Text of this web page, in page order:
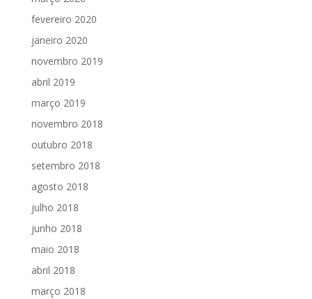
fevereiro 2020
janeiro 2020
novembro 2019
abril 2019
março 2019
novembro 2018
outubro 2018
setembro 2018
agosto 2018
julho 2018
junho 2018
maio 2018
abril 2018
março 2018